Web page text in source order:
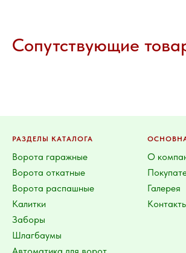
Сопутствующие
РАЗДЕЛЫ КАТАЛОГА
Ворота гаражные
Ворота откатные
Ворота распашные
Калитки
Заборы
Шлагбаумы
Автоматика для ворот
О
Галерея